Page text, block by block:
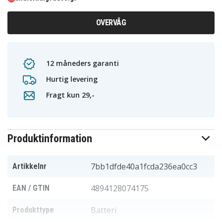
OVERVÅG
12 måneders garanti
Hurtig levering
Fragt kun 29,-
Produktinformation
Artikkelnr 7bb1dfde40a1fcda236ea0cc3
EAN / GTIN 4894128074175
Produkttype Batteri